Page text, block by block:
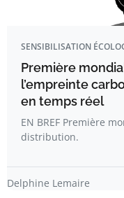
SENSIBILISATION
Première
l’empreinte
en temps réel
EN BREF Première
distribution.
Delphine Lemaire